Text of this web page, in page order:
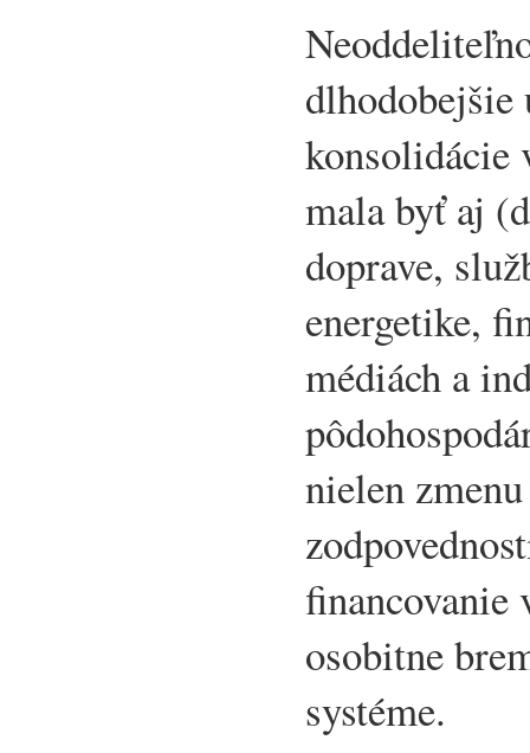
dlhodobejšie
konsolidácie
mala byť aj
doprave,
energetike,
médiách a
nielen
financovanie
osobitne
systéme.